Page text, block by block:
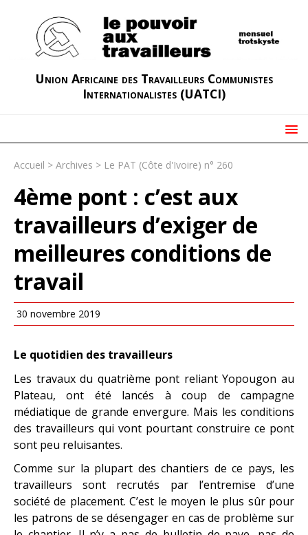
Union Africaine des Travailleurs Communistes
Internationalistes (UATCI)
Accueil > Archives > Le PAT (Côte d'Ivoire) n° 260
4ème pont : c’est aux
travailleurs d’exiger de
meilleures conditions de
travail
30 novembre 2019
Le quotidien des travailleurs
Les travaux du quatrième pont reliant Yopougon au
Plateau, ont été lancés à coup de campagne
médiatique de grande envergure. Mais les conditions
des travailleurs qui vont pourtant construire ce pont
sont peu reluisantes.
Comme sur la plupart des chantiers de ce pays, les
travailleurs sont recrutés par l’entremise d’une
société de placement. C’est le moyen le plus sûr pour
les patrons de se désengager en cas de problème sur